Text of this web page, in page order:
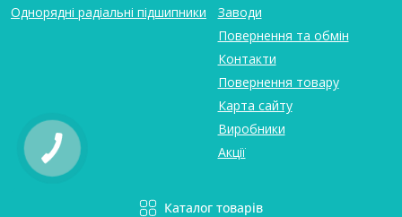
Однорядні радіальні підшипники
Заводи
Повернення та обмін
Контакти
Повернення товару
Карта сайту
Виробники
Акції
Каталог товарів